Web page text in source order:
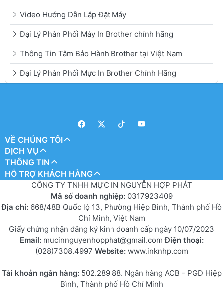
Video Hướng Dẫn Lắp Đặt Máy
Đại Lý Phân Phối Máy In Brother chính hãng
Thông Tin Tâm Bảo Hành Brother tại Việt Nam
Đại Lý Phân Phối Mực In Brother Chính Hãng
VỀ CHÚNG TÔI
DỊCH VỤ
THÔNG TIN
HỖ TRỢ KHÁCH HÀNG
CÔNG TY TNHH MỰC IN NGUYỄN HỢP PHÁT
Mã số doanh nghiệp: 0317923409
Địa chỉ: 668/48B Quốc lộ 13, Phường Hiệp Bình, Thành phố Hồ
Chí Minh, Việt Nam
Giấy chứng nhận đăng ký kinh doanh cấp ngày 10/07/2023
Email: mucinnguyenhopphat@gmail.comĐiện thoại:
(028)7308.4997 Website: www.inknhp.com
Tài khoản ngân hàng: 502.289.88. Ngân hàng ACB - PGD Hiệp
Bình, Thành phố Hồ Chí Minh